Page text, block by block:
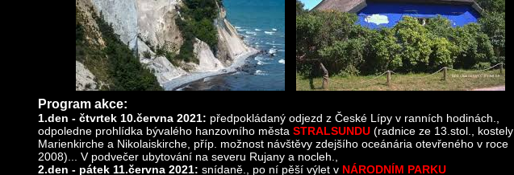
Program akce:
1.den - čtvrtek 10.června 2021: předpokládaný odjezd z České Lípy v ranních hodinách.,
odpoledne prohlídka bývalého hanzovního města STRALSUNDU (radnice ze 13.stol., kostely
Marienkirche a Nikolaiskirche, příp. možnost návštěvy zdejšího oceánária otevřeného v roce
2008)... V podvečer ubytování na severu Rujany a nocleh.,
2.den - pátek 11.června 2021: snídaně., po ní pěší výlet v NÁRODNÍM PARKU